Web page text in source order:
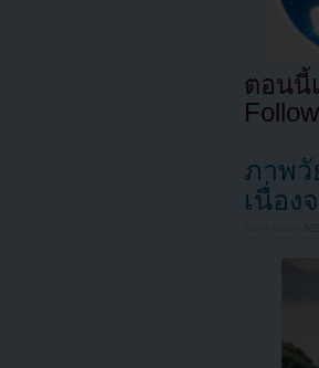
ตอนนี้
ภาพวั
เนื่อง